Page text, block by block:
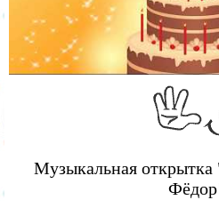
Музыкальная